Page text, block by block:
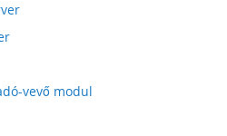
vevő modul